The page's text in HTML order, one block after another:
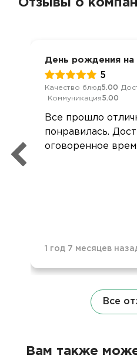
Отзывы о
День рождения на
5
Качество блюд5.00
Коммуникация5.00
Все прошло
понравилась.
оговоренное
1 год 7 месяцев
Все
Вам также